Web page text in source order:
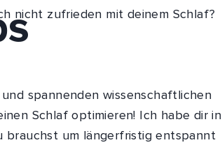
nicht zufrieden mit deinem Schlaf?
spannenden wissenschaftlichen
Schlaf optimieren! Ich habe dir in
brauchst um längerfristig entspannt